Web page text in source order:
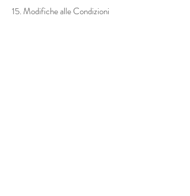
15. Modifiche alle Condizioni